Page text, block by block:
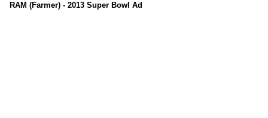
RAM (Farmer) - 2013 Super Bowl Ad